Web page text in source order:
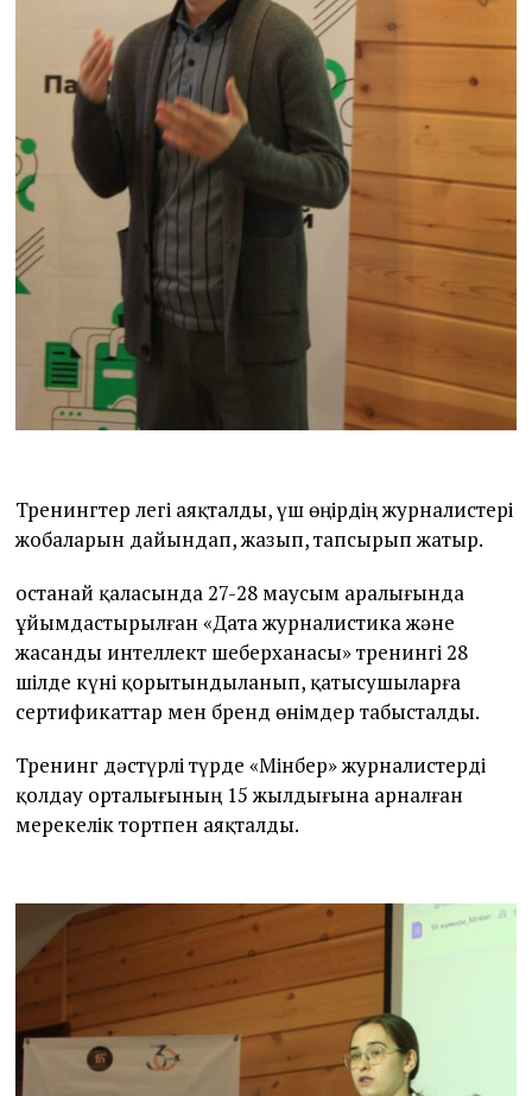
Тренингтер легі аяқталды, үш өңірдің журналистері
жобаларын дайындап, жазып, тапсырып жатыр.
Қостанай қаласында 27-28 маусым аралығында
ұйымдастырылған «Дата журналистика және
жасанды интеллект шеберханасы» тренингі 28
шілде күні қорытындыланып, қатысушыларға
сертификаттар мен бренд өнімдер табысталды.
Тренинг дәстүрлі түрде «Мінбер» журналистерді
қолдау орталығының 15 жылдығына арналған
мерекелік тортпен аяқталды.